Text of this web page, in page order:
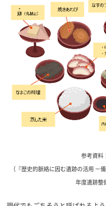
参考資料
（『歴史的脈絡に因む遺跡の活用 －
年度遺跡整